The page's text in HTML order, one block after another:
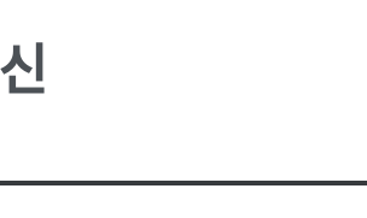
규정관리